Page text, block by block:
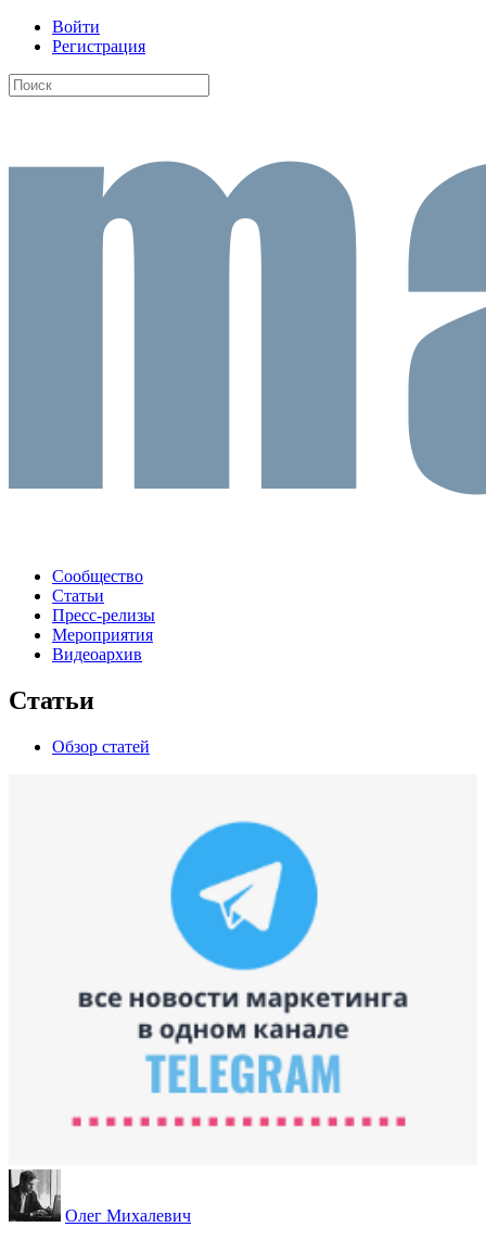
Войти
Регистрация
Сообщество
Статьи
Пресс-релизы
Мероприятия
Видеоархив
Статьи
Обзор статей
Олег Михалевич